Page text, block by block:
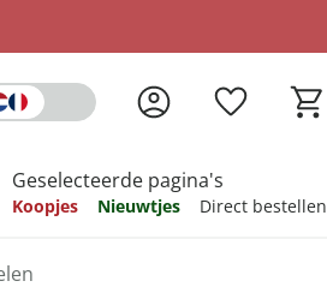
Geselecteerde pagina's
Koopjes Nieuwtjes Direct bestellen